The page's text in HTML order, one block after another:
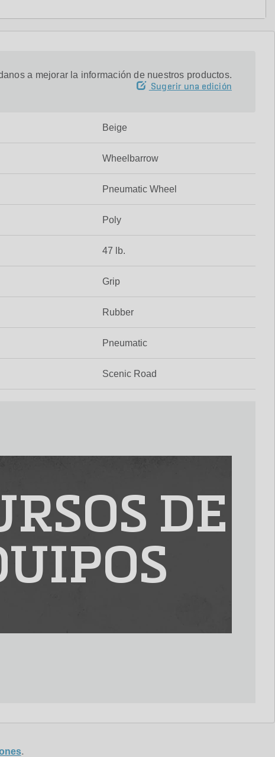
a mejorar la información de nuestros productos.
Sugerir una edición
Beige
Wheelbarrow
Pneumatic Wheel
Poly
47 lb.
Grip
Rubber
Pneumatic
Scenic Road
DE
.